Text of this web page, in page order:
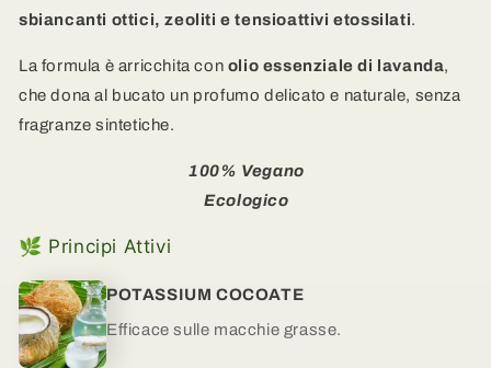
sbiancanti ottici, zeoliti e tensioattivi etossilati.
La formula è arricchita con olio essenziale di lavanda,
che dona al bucato un profumo delicato e naturale, senza
fragranze sintetiche.
100% Vegano
Ecologico
🌿 Principi Attivi
POTASSIUM COCOATE
Efficace sulle macchie grasse.